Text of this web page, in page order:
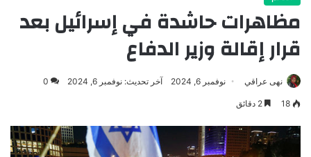
مظاهرات حاشدة في إسرائيل بعد
قرار إقالة وزير الدفاع
نهى عراقي نوفمبر 6, 2024 آخر تحديث: نوفمبر 6, 2024 0
18